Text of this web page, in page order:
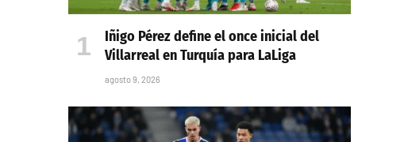
Iñigo Pérez define el once inicial del
Villarreal en Turquía para LaLiga
agosto 9, 2026